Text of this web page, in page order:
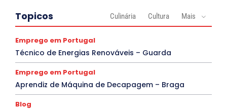
Topicos Culinária Cultura Mais
Emprego em Portugal
Técnico de Energias Renováveis – Guarda
Emprego em Portugal
Aprendiz de Máquina de Decapagem – Braga
Blog